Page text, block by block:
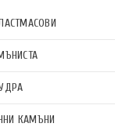
КАМЪНИ